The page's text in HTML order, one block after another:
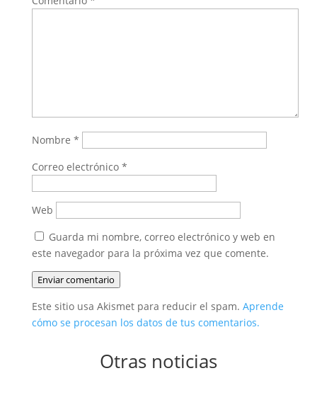
Nombre *
Correo electrónico *
Web
Guarda mi nombre, correo electrónico y web en
este navegador para la próxima vez que comente.
Enviar comentario
Este sitio usa Akismet para reducir el spam. Aprende
cómo se procesan los datos de tus comentarios.
Otras noticias